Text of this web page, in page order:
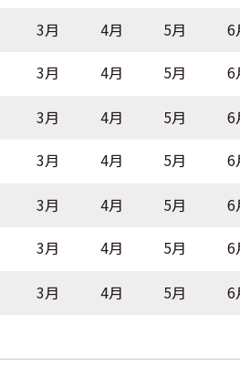
3月 4月 5月 6
3月 4月 5月 6
3月 4月 5月 6
3月 4月 5月 6
3月 4月 5月 6
3月 4月 5月 6
3月 4月 5月 6